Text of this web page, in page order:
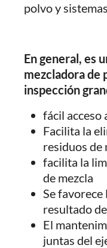
polvo y
En general, es
mezcladora de
inspección
fácil acceso
Facilita la
residuos de
facilita la
de mezcla
Se
resultado
El
juntas del